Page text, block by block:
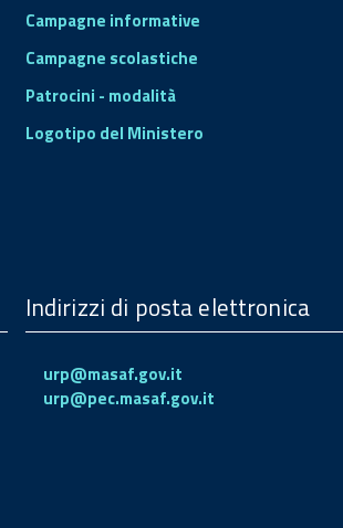
Campagne informative
Campagne scolastiche
Patrocini - modalità
Logotipo del Ministero
Indirizzi di posta elettronica
urp@masaf.gov.it
urp@pec.masaf.gov.it